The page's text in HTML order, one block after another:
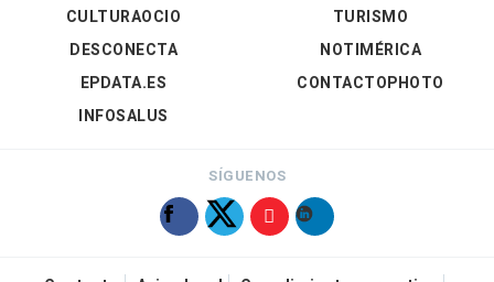
CULTURAOCIO
DESCONECTA
EPDATA.ES
INFOSALUS
TURISMO
NOTIMÉRICA
CONTACTOPHOTO
SÍGUENOS